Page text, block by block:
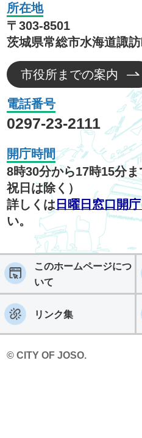
所在地
〒303-8501
茨城県常総市水海道諏
市役所までの案内
電話番号
0297-23-2111
開庁時間
8時30分から17時15分
祝日は除く）
詳しくは 日曜日窓口開
い。
このホームページにつ
いて
リンク集
© CITY OF JOSO.